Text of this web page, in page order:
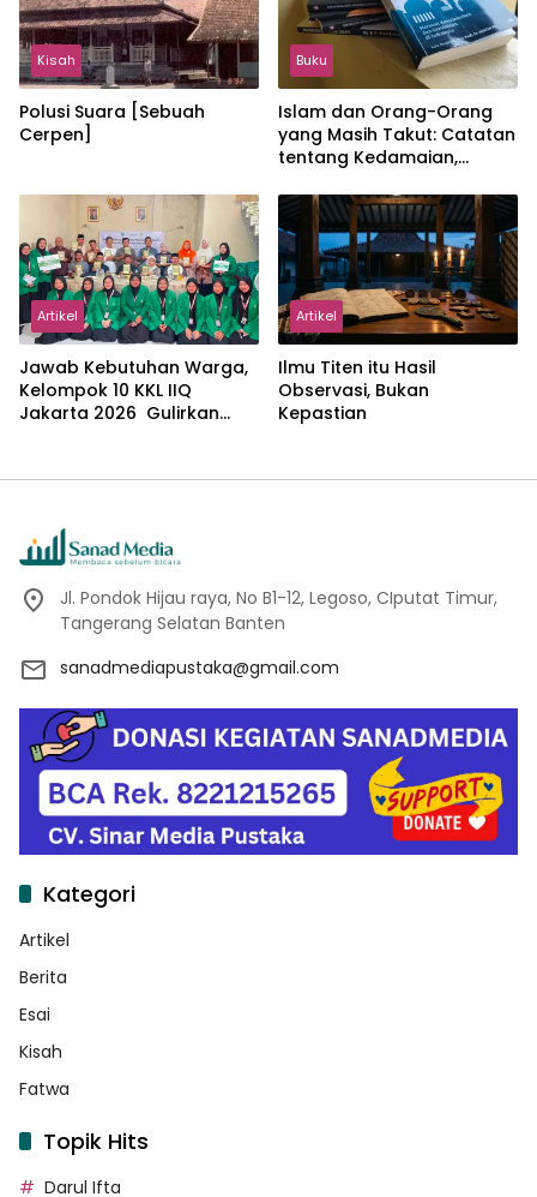
Kisah
Polusi Suara [Sebuah
Cerpen]
Buku
Islam dan Orang-Orang
yang Masih Takut: Catatan
tentang Kedamaian,
dalam Pemikiran Masykuri
Abdillah
Artikel
Jawab Kebutuhan Warga,
Kelompok 10 KKL IIQ
Jakarta 2026 Gulirkan
Artikel
Ilmu Titen itu Hasil
Observasi, Bukan
Kepastian
Jl. Pondok Hijau raya, No B1-12, Legoso, CIputat Timur,
Tangerang Selatan Banten
sanadmediapustaka@gmail.com
Kategori
Artikel
Berita
Esai
Kisah
Fatwa
Topik Hits
Darul Ifta